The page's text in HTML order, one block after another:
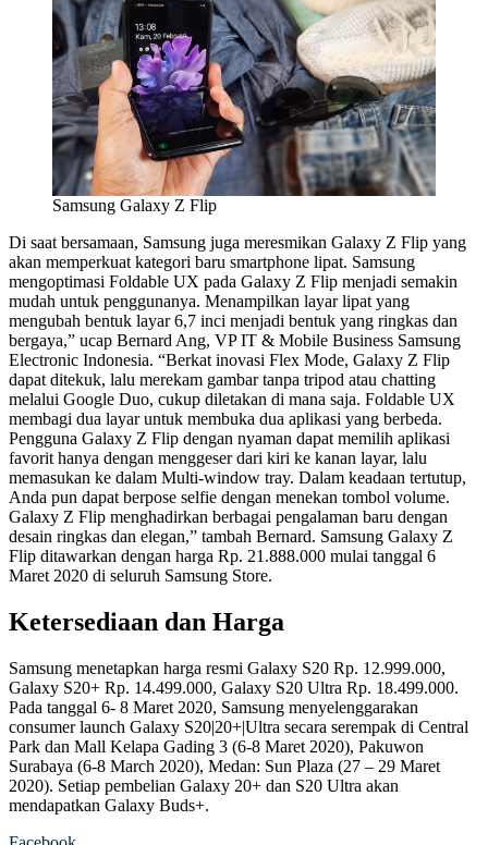
Samsung Galaxy Z Flip
Di saat bersamaan, Samsung juga meresmikan Galaxy Z Flip yang
akan memperkuat kategori baru smartphone lipat. Samsung
mengoptimasi Foldable UX pada Galaxy Z Flip menjadi semakin
mudah untuk penggunanya. Menampilkan layar lipat yang
mengubah bentuk layar 6,7 inci menjadi bentuk yang ringkas dan
bergaya,” ucap Bernard Ang, VP IT & Mobile Business Samsung
Electronic Indonesia. “Berkat inovasi Flex Mode, Galaxy Z Flip
dapat ditekuk, lalu merekam gambar tanpa tripod atau chatting
melalui Google Duo, cukup diletakan di mana saja. Foldable UX
membagi dua layar untuk membuka dua aplikasi yang berbeda.
Pengguna Galaxy Z Flip dengan nyaman dapat memilih aplikasi
favorit hanya dengan menggeser dari kiri ke kanan layar, lalu
memasukan ke dalam Multi-window tray. Dalam keadaan tertutup,
Anda pun dapat berpose selfie dengan menekan tombol volume.
Galaxy Z Flip menghadirkan berbagai pengalaman baru dengan
desain ringkas dan elegan,” tambah Bernard. Samsung Galaxy Z
Flip ditawarkan dengan harga Rp. 21.888.000 mulai tanggal 6
Maret 2020 di seluruh Samsung Store.
Ketersediaan dan Harga
Samsung menetapkan harga resmi Galaxy S20 Rp. 12.999.000,
Galaxy S20+ Rp. 14.499.000, Galaxy S20 Ultra Rp. 18.499.000.
Pada tanggal 6- 8 Maret 2020, Samsung menyelenggarakan
consumer launch Galaxy S20|20+|Ultra secara serempak di Central
Park dan Mall Kelapa Gading 3 (6-8 Maret 2020), Pakuwon
Surabaya (6-8 March 2020), Medan: Sun Plaza (27 – 29 Maret
2020). Setiap pembelian Galaxy 20+ dan S20 Ultra akan
mendapatkan Galaxy Buds+.